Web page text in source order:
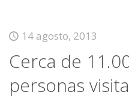
14 agosto, 2013
Cerca de
personas